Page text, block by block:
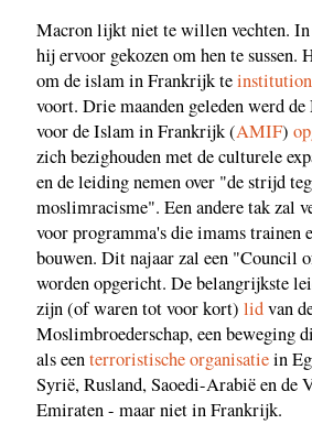
Macron lijkt niet te willen vechten. In
hij ervoor gekozen om hen te sussen.
om de islam in Frankrijk te
voort. Drie maanden geleden werd
voor de Islam in Frankrijk (AMIF)
zich bezighouden met de culturele
en de leiding nemen over "de strijd
moslimracisme". Een andere tak zal
voor programma's die imams trainen
bouwen. Dit najaar zal een "Council
worden opgericht. De belangrijkste
zijn (of waren tot voor kort) lidvan
Moslimbroederschap, een beweging
als eenterroristische organisatiein
Syrië, Rusland, Saoedi-Arabië en de
Emiraten - maar niet in Frankrijk.